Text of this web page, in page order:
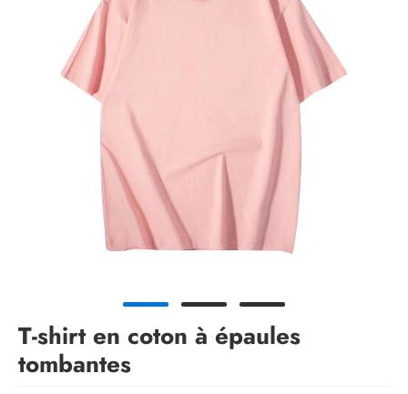
T-shirt en coton à épaules
tombantes